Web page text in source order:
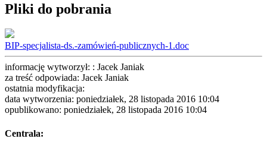
Pliki do pobrania
BIP-specjalista-ds.-zamówień-publicznych-1.doc
informację wytworzył: : Jacek Janiak
za treść odpowiada: Jacek Janiak
ostatnia modyfikacja:
data wytworzenia: poniedziałek, 28 listopada 2016 10:04
opublikowano: poniedziałek, 28 listopada 2016 10:04
Centrala: